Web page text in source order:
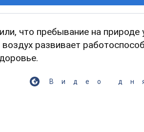
что пребывание на природе
развивает
Видео